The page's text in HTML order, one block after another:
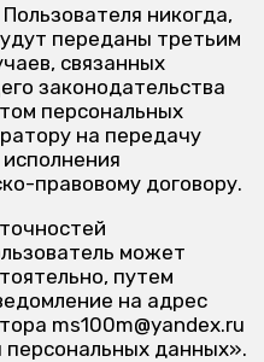
никогда,
переданы третьим
связанных
законодательства
персональных
на передачу
правовому договору.
может
путем
на адрес
ms100m@yandex.ru
персональных данных».